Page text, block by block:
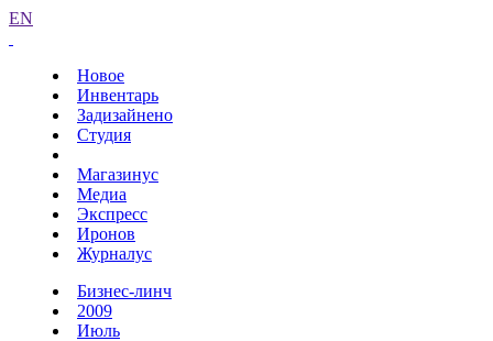
EN
Новое
Инвентарь
Задизайнено
Студия
Магазинус
Медиа
Экспресс
Иронов
Журналус
Бизнес-линч
2009
Июль